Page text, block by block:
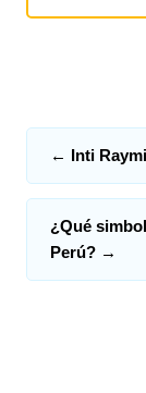
← Inti
¿Qué
Perú? →